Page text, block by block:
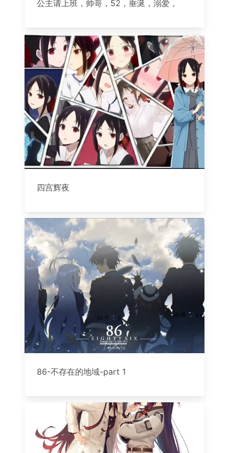
公主请上班，帅哥，52，垂涎，溺爱，
四宫辉夜
86-不存在的地域-part 1